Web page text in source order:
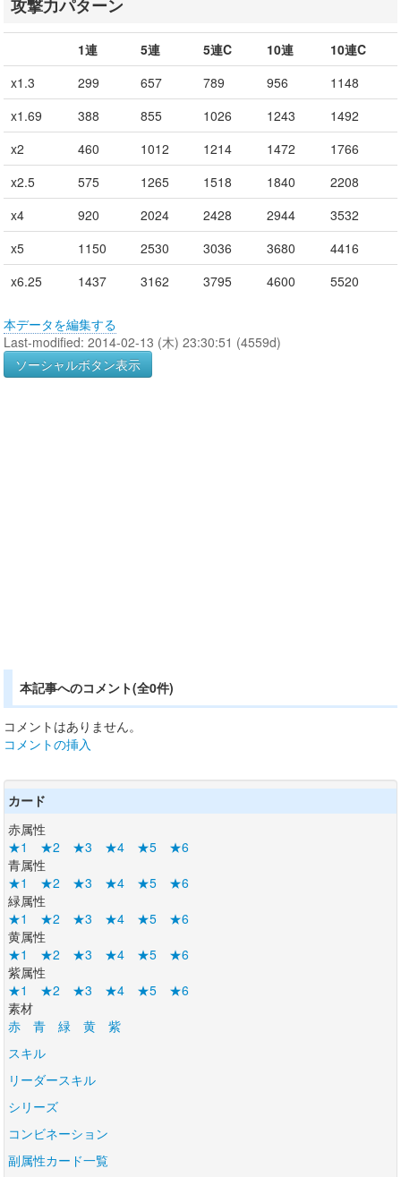
攻撃力パターン
1連 5連 5連C 10連
10連C
x1.3
299 657 789 956
1148
x1.69
388 855 1026 1243
1492
x2
460 1012 1214 1472
1766
x2.5
575 1265 1518 1840
2208
x4
920 2024 2428 2944
3532
x5
1150 2530 3036 3680
4416
x6.25
1437 3162 3795 4600 5520
本データを編集する
Last-modified: 2014-02-13 (木) 23:30:51 (4559d)
ソーシャルボタン表示
本記事へのコメント(全0件)
コメントはありません。
コメントの挿入
カード
赤属性
★1
★2 ★3 ★4 ★5
★6
青属性
★1
★2 ★3 ★4 ★5
★6
緑属性
★1
★2 ★3 ★4 ★5
★6
黄属性
★1
★2 ★3 ★4 ★5
★6
紫属性
★1
★2 ★3 ★4 ★5
★6
素材
赤
青 緑 黄
紫
スキル
リーダースキル
シリーズ
コンビネーション
副属性カード一覧